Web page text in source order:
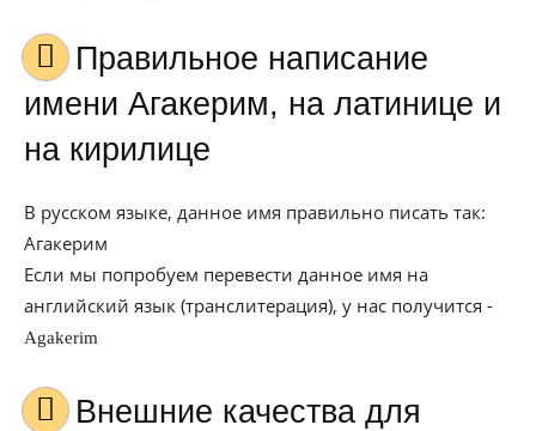
Правильное написание
имени Агакерим, на латинице и
на кирилице
В русском языке, данное имя правильно писать так:
Агакерим
Если мы попробуем перевести данное имя на
английский язык (транслитерация), у нас получится -
Agakerim
Внешние качества для